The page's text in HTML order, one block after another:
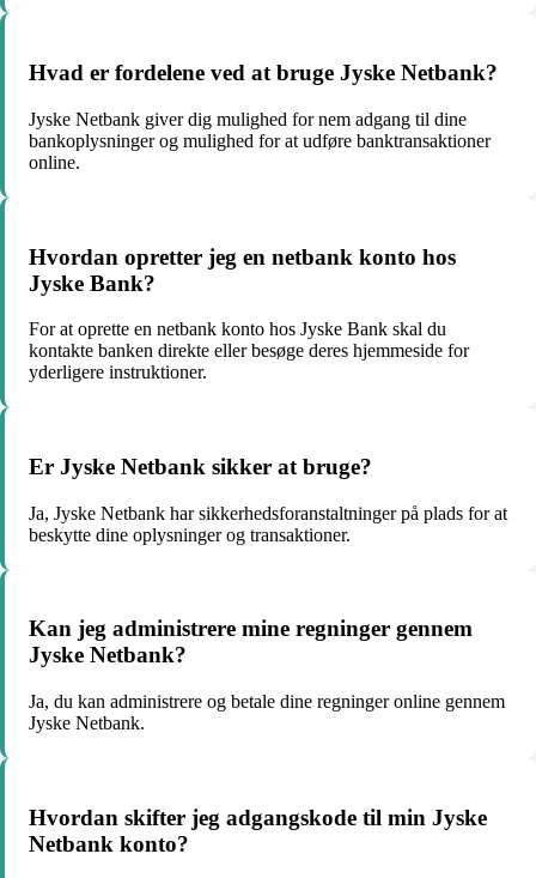
Hvad er fordelene ved at bruge Jyske Netbank?
Jyske Netbank giver dig mulighed for nem adgang til dine
bankoplysninger og mulighed for at udføre banktransaktioner
online.
Hvordan opretter jeg en netbank konto hos
Jyske Bank?
For at oprette en netbank konto hos Jyske Bank skal du
kontakte banken direkte eller besøge deres hjemmeside for
yderligere instruktioner.
Er Jyske Netbank sikker at bruge?
Ja, Jyske Netbank har sikkerhedsforanstaltninger på plads for at
beskytte dine oplysninger og transaktioner.
Kan jeg administrere mine regninger gennem
Jyske Netbank?
Ja, du kan administrere og betale dine regninger online gennem
Jyske Netbank.
Hvordan skifter jeg adgangskode til min Jyske
Netbank konto?